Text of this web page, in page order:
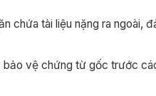
chứa tài liệu nặng ra ngoài,
vệ chứng từ gốc trước